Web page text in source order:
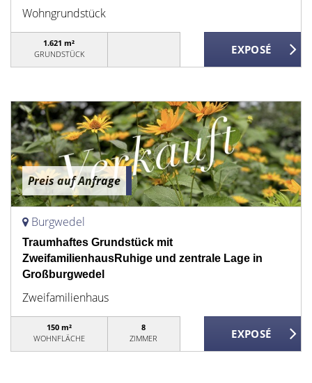
Wohngrundstück
1.621 m²
GRUNDSTÜCK
Preis auf Anfrage
Burgwedel
Traumhaftes Grundstück mit
ZweifamilienhausRuhige und zentrale Lage in
Großburgwedel
Zweifamilienhaus
150 m²
WOHNFLÄCHE
8
ZIMMER